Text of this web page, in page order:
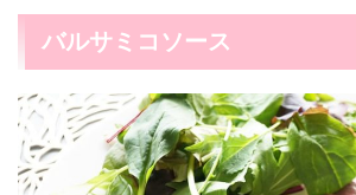
バルサミコソース